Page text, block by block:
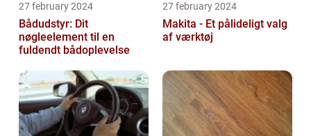
27 february 2024
Bådudstyr: Dit
nøgleelement til en
fuldendt bådoplevelse
27 february 2024
Makita - Et pålideligt valg
af værktøj